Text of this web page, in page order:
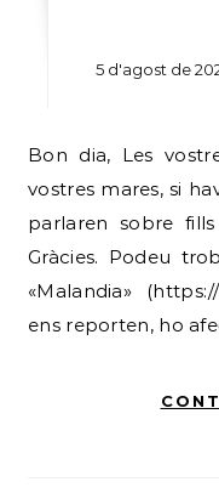
5 d'agost de
Bon dia, Les vostres àvies (o padrines) o bé les
vostres mares, si
parlaren sobre
Gràcies. Podeu
«Malandia»
ens reporten, ho